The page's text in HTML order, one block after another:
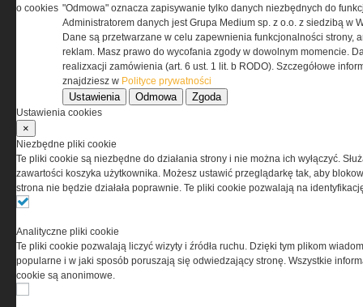
Direct Action prezentuje Core
Assaulter Setup
POKAŻ WSZYSTKIE
TECHNOLOGIE
o cookies "Odmowa" oznacza zapisywanie tylko danych niezbędnych do
Administratorem danych jest Grupa Medium sp. z o.o. z siedzibą w
Dane są przetwarzane w celu zapewnienia funkcjonalności strony,
reklam. Masz prawo do wycofania zgody w dowolnym momencie.
realizxacji zamówienia (art. 6 ust. 1 lit. b RODO). Szczegółowe
znajdziesz w Polityce prywatności
Ustawienia Odmowa Zgoda
Ustawienia cookies
×
Niezbędne pliki cookie
Te pliki cookie są niezbędne do działania strony i nie można ich wyłączyć.
zawartości koszyka użytkownika. Możesz ustawić przeglądarkę tak, aby
strona nie będzie działała poprawnie. Te pliki cookie pozwalają na
Analityczne pliki cookie
Te pliki cookie pozwalają liczyć wizyty i źródła ruchu. Dzięki tym plikom
popularne i w jaki sposób poruszają się odwiedzający stronę. Wszystkie
cookie są anonimowe.